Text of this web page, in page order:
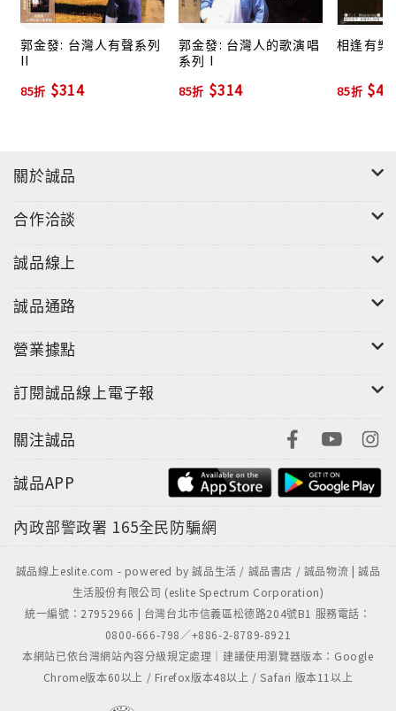
郭金發: 台灣人有聲系列
II
85折 $314
郭金發: 台灣人的歌演唱
系列 I
85折 $314
相逢有樂
85折
關於誠品
合作洽談
誠品線上
誠品通路
營業據點
訂閱誠品線上電子報
關注誠品
誠品APP
內政部警政署 165全民防騙網
誠品線上eslite.com - powered by 誠品生活 / 誠品書店 / 誠品物流 | 誠品
生活股份有限公司 (eslite Spectrum Corporation)
統一編號：27952966 | 台灣台北市信義區松德路204號B1 服務電話：
0800-666-798／+886-2-8789-8921
本網站已依台灣網站內容分級規定處理｜建議使用瀏覽器版本：Google
Chrome版本60以上 / Firefox版本48以上 / Safari 版本11以上